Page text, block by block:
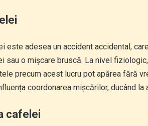
este adesea un accident accidental,
sau o mișcare bruscă. La nivel
precum acest lucru pot apărea fără
coordonarea mișcărilor, ducând
cafelei